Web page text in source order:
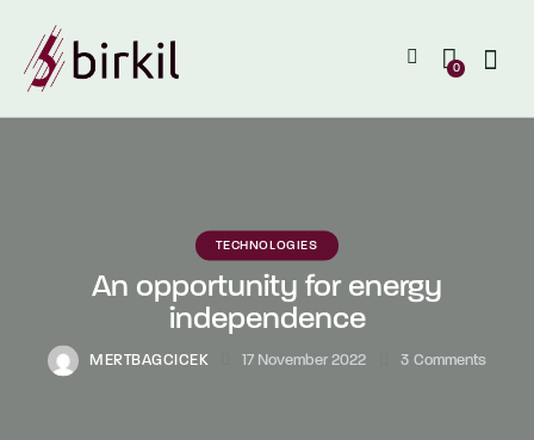
0
TECHNOLOGIES
An opportunity for energy
independence
MERTBAGCICEK 17 November 2022 3 Comments